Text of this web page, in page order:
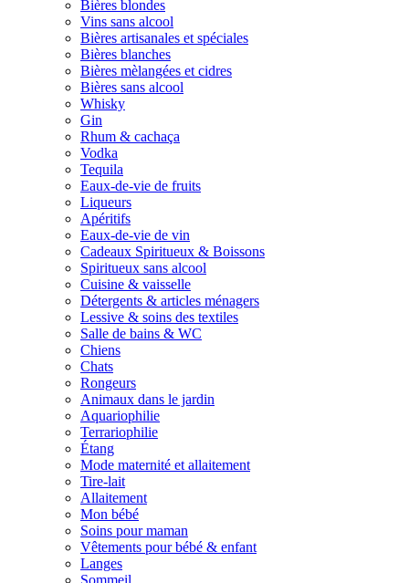
Bières blondes
Vins sans alcool
Bières artisanales et spéciales
Bières blanches
Bières mèlangées et cidres
Bières sans alcool
Whisky
Gin
Rhum & cachaça
Vodka
Tequila
Eaux-de-vie de fruits
Liqueurs
Apéritifs
Eaux-de-vie de vin
Cadeaux Spiritueux & Boissons
Spiritueux sans alcool
Cuisine & vaisselle
Détergents & articles ménagers
Lessive & soins des textiles
Salle de bains & WC
Chiens
Chats
Rongeurs
Animaux dans le jardin
Aquariophilie
Terrariophilie
Étang
Mode maternité et allaitement
Tire-lait
Allaitement
Mon bébé
Soins pour maman
Vêtements pour bébé & enfant
Langes
Sommeil